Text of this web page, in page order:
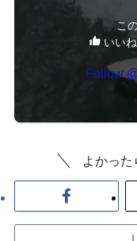
こ
いい
Follow
よかった